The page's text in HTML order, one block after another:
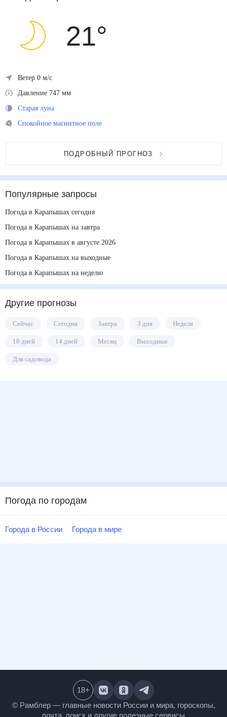
21°
Ветер 0 м/с
Давление 747 мм
Старая луна
Спокойное магнитное поле
ПОДРОБНЫЙ ПРОГНОЗ
Популярные запросы
Погода в Карапышах сегодня
Погода в Карапышах на завтра
Погода в Карапышах в августе 2026
Погода в Карапышах на выходные
Погода в Карапышах на неделю
Другие прогнозы
Сейчас Сегодня Завтра 3 дня Неделя
10 дней 14 дней Месяц Выходные
Для садовода
Погода по городам
Города в России Города в мире
© Рамблер — главные новости России и мира,
18+